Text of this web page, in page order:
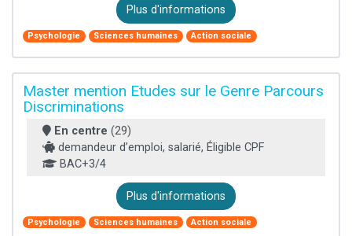
Plus d'informations
Psychologie Sciences humaines Action sociale
Master mention Etudes sur le Genre Parcours
Discriminations
En centre (29)
demandeur d’emploi, salarié, Éligible CPF
BAC+3/4
Plus d'informations
Psychologie Sciences humaines Action sociale